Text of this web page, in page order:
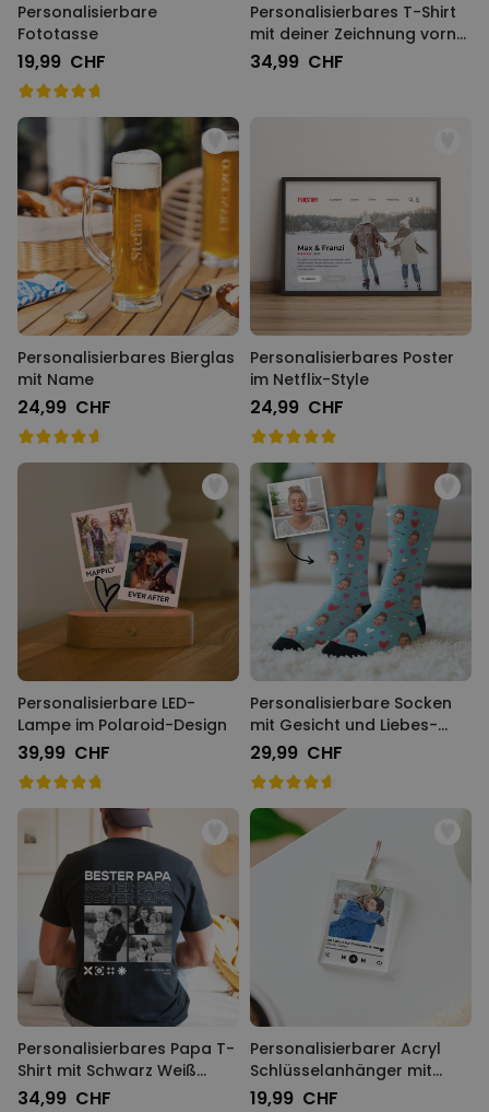
Personalisierbare
Fototasse
19,99 CHF
Personalisierbares T-Shirt
mit deiner Zeichnung vorne
und hinten
34,99 CHF
Personalisierbares Bierglas
mit Name
24,99 CHF
Personalisierbares Poster
im Netflix-Style
24,99 CHF
Personalisierbare LED-
Lampe im Polaroid-Design
39,99 CHF
Personalisierbare Socken
mit Gesicht und Liebes-
Designs
29,99 CHF
Personalisierbares Papa T-
Shirt mit Schwarz Weiß
Fotos und Text
34,99 CHF
Personalisierbarer Acryl
Schlüsselanhänger mit
Foto und Song
19,99 CHF